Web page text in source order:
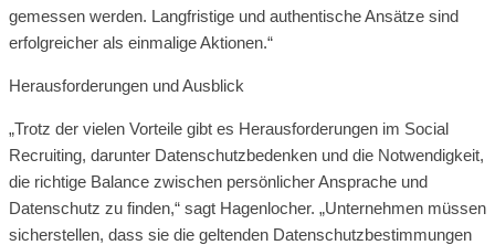
gemessen werden. Langfristige und authentische Ansätze sind
erfolgreicher als einmalige Aktionen.“
Herausforderungen und Ausblick
„Trotz der vielen Vorteile gibt es Herausforderungen im Social
Recruiting, darunter Datenschutzbedenken und die Notwendigkeit,
die richtige Balance zwischen persönlicher Ansprache und
Datenschutz zu finden,“ sagt Hagenlocher. „Unternehmen müssen
sicherstellen, dass sie die geltenden Datenschutzbestimmungen